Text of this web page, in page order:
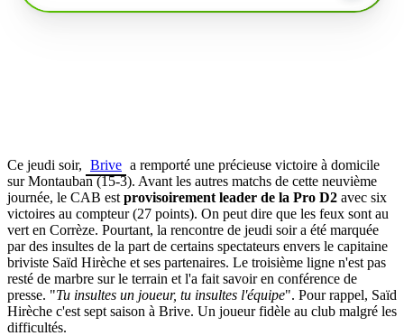
Ce jeudi soir, Brive a remporté une précieuse victoire à domicile
sur Montauban (15-3). Avant les autres matchs de cette neuvième
journée, le CAB est provisoirement leader de la Pro D2 avec six
victoires au compteur (27 points). On peut dire que les feux sont au
vert en Corrèze. Pourtant, la rencontre de jeudi soir a été marquée
par des insultes de la part de certains spectateurs envers le capitaine
briviste Saïd Hirèche et ses partenaires. Le troisième ligne n'est pas
resté de marbre sur le terrain et l'a fait savoir en conférence de
presse. "Tu insultes un joueur, tu insultes l'équipe". Pour rappel, Saïd
Hirèche c'est sept saison à Brive. Un joueur fidèle au club malgré les
difficultés.